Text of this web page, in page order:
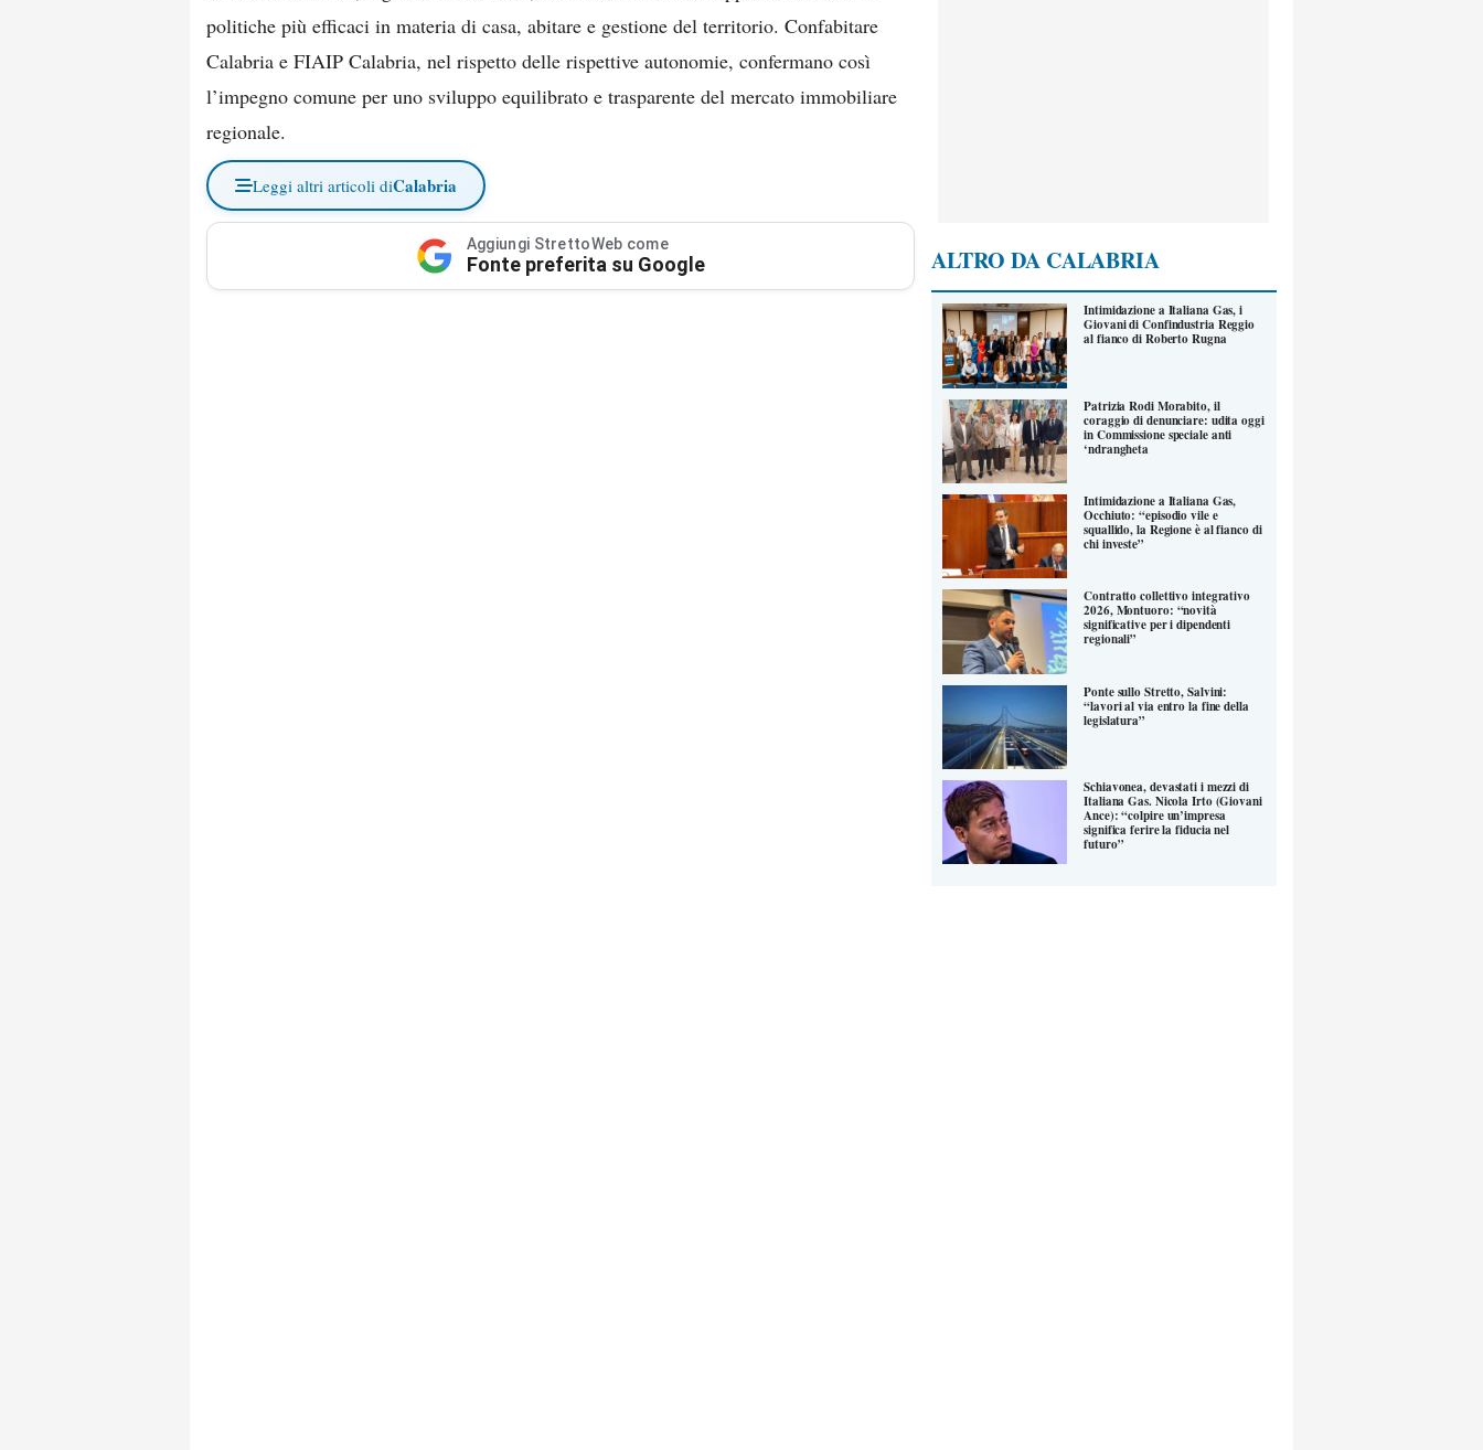
politiche più efficaci in materia di casa, abitare e gestione del territorio. Confabitare
Calabria e FIAIP Calabria, nel rispetto delle rispettive autonomie, confermano così
l’impegno comune per uno sviluppo equilibrato e trasparente del mercato immobiliare
regionale.
Leggi altri articoli diCalabria
Aggiungi StrettoWeb come
Fonte preferita su Google ALTRO DA CALABRIA
Intimidazione a Italiana Gas, i
Giovani di Confindustria Reggio
al fianco di Roberto Rugna
Patrizia Rodi Morabito, il
coraggio di denunciare: udita oggi
in Commissione speciale anti
‘ndrangheta
Intimidazione a Italiana Gas,
Occhiuto: “episodio vile e
squallido, la Regione è al fianco di
chi investe”
Contratto collettivo integrativo
2026, Montuoro: “novità
significative per i dipendenti
regionali”
Ponte sullo Stretto, Salvini:
“lavori al via entro la fine della
legislatura”
Schiavonea, devastati i mezzi di
Italiana Gas. Nicola Irto (Giovani
Ance): “colpire un’impresa
significa ferire la fiducia nel
futuro”